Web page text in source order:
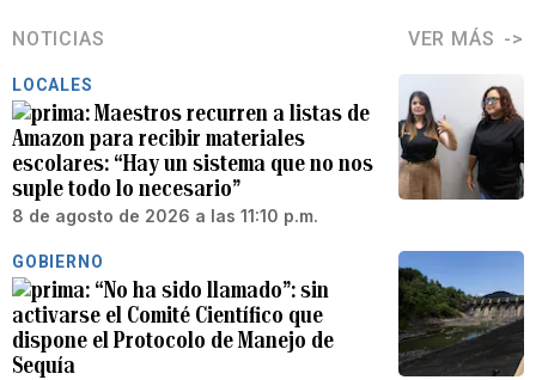
NOTICIAS VER MÁS
LOCALES
Maestros recurren a listas de
Amazon para recibir materiales
escolares: “Hay un sistema que no nos
suple todo lo necesario”
8 de agosto de 2026 a las 11:10 p.m.
GOBIERNO
“No ha sido llamado”: sin
activarse el Comité Científico que
dispone el Protocolo de Manejo de
Sequía